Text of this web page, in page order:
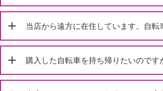
当店から遠方に在住しています。自転
購入した自転車を持ち帰りたいので